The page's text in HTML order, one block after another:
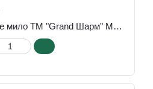
Рідке туалетне мило ТМ "Grand Шарм" MAXI Манго, дой-пак, 500мл